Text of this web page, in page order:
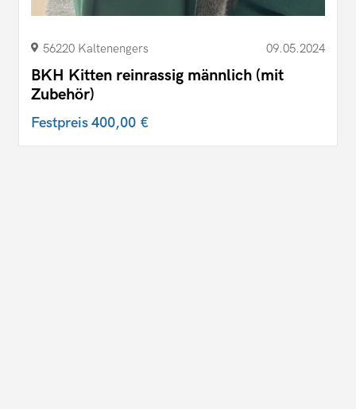
56220 Kaltenengers 09.05.2024
BKH Kitten reinrassig männlich (mit
Zubehör)
Festpreis400,00 €